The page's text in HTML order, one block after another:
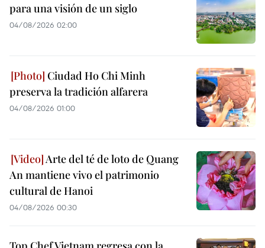
para una visión de un siglo
04/08/2026 02:00
Ciudad Ho Chi Minh
preserva la tradición alfarera
04/08/2026 01:00
Arte del té de loto de Quang
An mantiene vivo el patrimonio
cultural de Hanoi
04/08/2026 00:30